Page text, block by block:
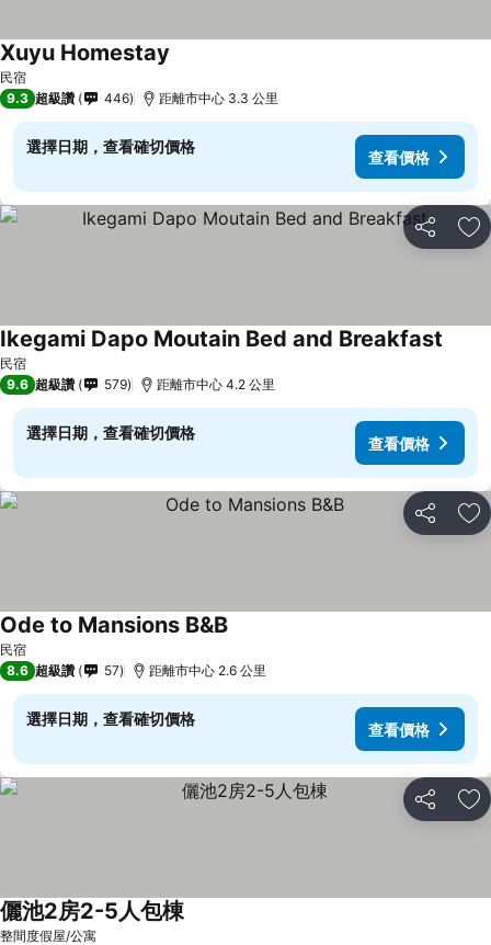
民宿
Xuyu Homestay
9.3 超級讚 446 距離市中心 3.3 公里
選擇日期，查看確切價格
查看價格
分享 加
民宿
Ikegami Dapo Moutain Bed and Breakfast
9.6 超級讚 579 距離市中心 4.2 公里
選擇日期，查看確切價格
查看價格
分享 加
民宿
Ode to Mansions B&B查看價格
8.6 超級讚 57 距離市中心 2.6 公里
選擇日期，查看確切價格
查看價格
分享 加
整間度假屋/公寓
儷池2房2-5人包棟查看價格